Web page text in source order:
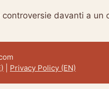
davanti a un
Privacy Policy (EN)